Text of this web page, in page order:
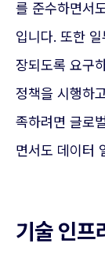
를 준수하면서
입니다. 또한
장되도록 요구
정책을 시행하
족하려면 글로
면서도 데이터
기술 인프